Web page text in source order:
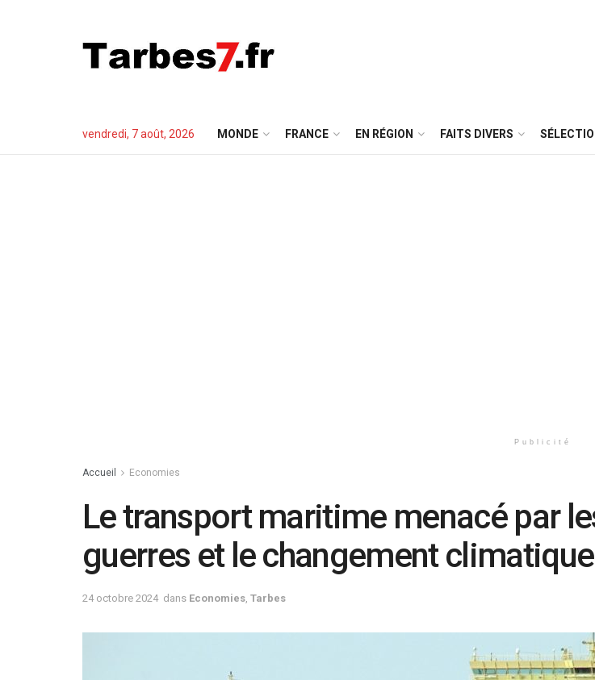
vendredi, 7 août, 2026 MONDE FRANCE EN RÉGION FAITS DIVERS
Publicité
Accueil Economies
Le transport maritime menacé par
guerres et le changement climatique
24 octobre 2024 dans Economies Tarbes